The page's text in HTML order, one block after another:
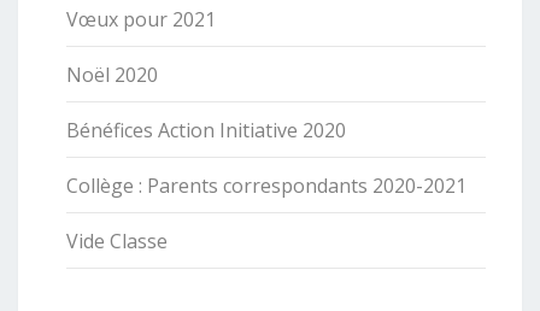
Vœux pour 2021
Noël 2020
Bénéfices Action Initiative 2020
Collège : Parents correspondants 2020-2021
Vide Classe